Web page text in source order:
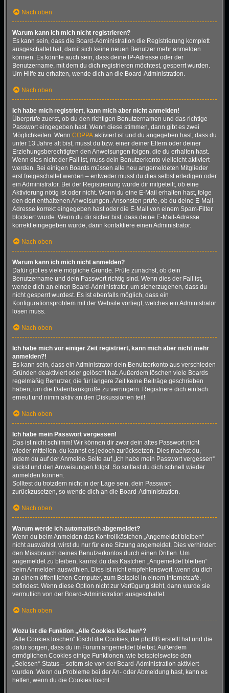
Nach oben
Warum kann ich mich nicht registrieren?
Es kann sein, dass die Board-Administration die Registrierung komplett
ausgeschaltet hat, damit sich keine neuen Benutzer mehr anmelden
können. Es könnte auch sein, dass deine IP-Adresse oder der
Benutzername, mit dem du dich registrieren möchtest, gesperrt wurden.
Um Hilfe zu erhalten, wende dich an die Board-Administration.
Nach oben
Ich habe mich registriert, kann mich aber nicht anmelden!
Überprüfe zuerst, ob du den richtigen Benutzernamen und das richtige
Passwort eingegeben hast. Wenn diese stimmen, dann gibt es zwei
Möglichkeiten. Wenn COPPA aktiviert ist und du angegeben hast, dass du
unter 13 Jahre alt bist, musst du bzw. einer deiner Eltern oder deiner
Erziehungsberechtigten den Anweisungen folgen, die du erhalten hast.
Wenn dies nicht der Fall ist, muss dein Benutzerkonto vielleicht aktiviert
werden. Bei einigen Boards müssen alle neu angemeldeten Mitglieder
erst freigeschaltet werden – entweder musst du dies selbst erledigen oder
ein Administrator. Bei der Registrierung wurde dir mitgeteilt, ob eine
Aktivierung nötig ist oder nicht. Wenn du eine E-Mail erhalten hast, folge
den dort enthaltenen Anweisungen. Ansonsten prüfe, ob du deine E-Mail-
Adresse korrekt eingegeben hast oder die E-Mail von einem Spam-Filter
blockiert wurde. Wenn du dir sicher bist, dass deine E-Mail-Adresse
korrekt eingegeben wurde, dann kontaktiere einen Administrator.
Nach oben
Warum kann ich mich nicht anmelden?
Dafür gibt es viele mögliche Gründe. Prüfe zunächst, ob dein
Benutzername und dein Passwort richtig sind. Wenn dies der Fall ist,
wende dich an einen Board-Administrator, um sicherzugehen, dass du
nicht gesperrt wurdest. Es ist ebenfalls möglich, dass ein
Konfigurationsproblem mit der Website vorliegt, welches ein Administrator
lösen muss.
Nach oben
Ich habe mich vor einiger Zeit registriert, kann mich aber nicht mehr
anmelden?!
Es kann sein, dass ein Administrator dein Benutzerkonto aus verschieden
Gründen deaktiviert oder gelöscht hat. Außerdem löschen viele Boards
regelmäßig Benutzer, die für längere Zeit keine Beiträge geschrieben
haben, um die Datenbankgröße zu verringern. Registriere dich einfach
erneut und nimm aktiv an den Diskussionen teil!
Nach oben
Ich habe mein Passwort vergessen!
Das ist nicht schlimm! Wir können dir zwar dein altes Passwort nicht
wieder mitteilen, du kannst es jedoch zurücksetzen. Dies machst du,
indem du auf der Anmelde-Seite auf „Ich habe mein Passwort vergessen“
klickst und den Anweisungen folgst. So solltest du dich schnell wieder
anmelden können.
Solltest du trotzdem nicht in der Lage sein, dein Passwort
zurückzusetzen, so wende dich an die Board-Administration.
Nach oben
Warum werde ich automatisch abgemeldet?
Wenn du beim Anmelden das Kontrollkästchen „Angemeldet bleiben“
nicht auswählst, wirst du nur für eine Sitzung angemeldet. Dies verhindert
den Missbrauch deines Benutzerkontos durch einen Dritten. Um
angemeldet zu bleiben, kannst du das Kästchen „Angemeldet bleiben“
beim Anmelden auswählen. Dies ist nicht empfehlenswert, wenn du dich
an einem öffentlichen Computer, zum Beispiel in einem Internetcafé,
befindest. Wenn diese Option nicht zur Verfügung steht, dann wurde sie
vermutlich von der Board-Administration ausgeschaltet.
Nach oben
Wozu ist die Funktion „Alle Cookies löschen“?
„Alle Cookies löschen“ löscht die Cookies, die phpBB erstellt hat und die
dafür sorgen, dass du im Forum angemeldet bleibst. Außerdem
ermöglichen Cookies einige Funktionen, wie beispielsweise den
„Gelesen“-Status – sofern sie von der Board-Administration aktiviert
wurden. Wenn du Probleme bei der An- oder Abmeldung hast, kann es
helfen, wenn du die Cookies löscht.